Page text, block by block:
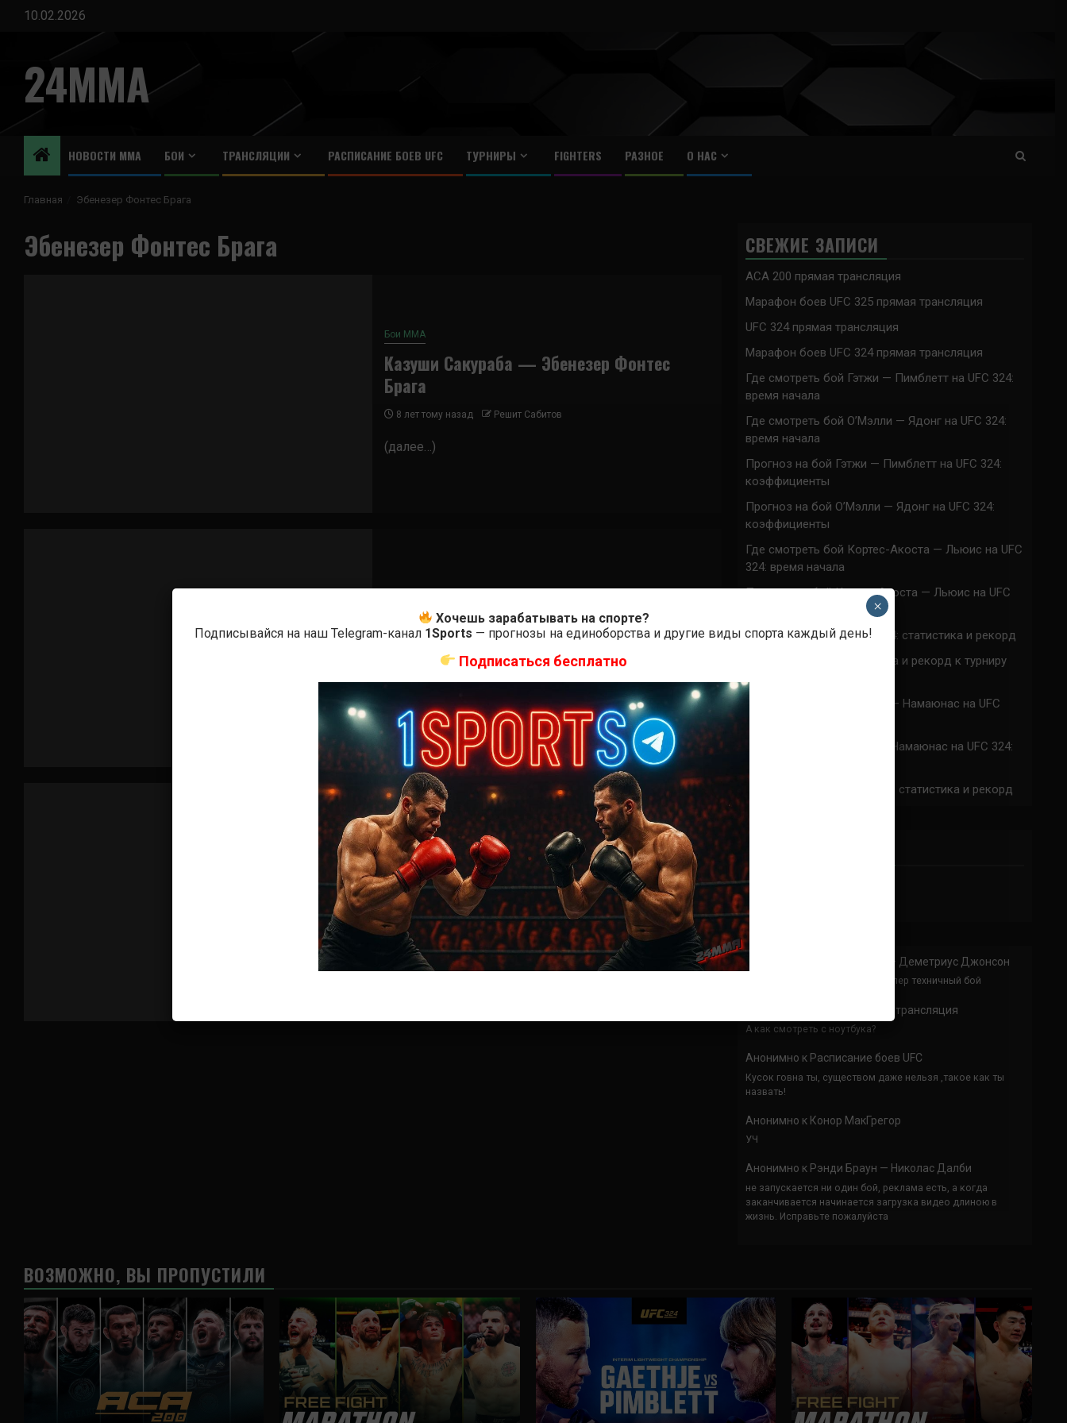
Перейти
содержимому
10.02.2026
24MMA
НОВОСТИ ММА БОИ ТРАНСЛЯЦИИ РАСПИСАНИЕ БОЕВ UFC ТУРНИРЫ FIGHTERS РАЗНОЕ О НАС
Главная Эбенезер Фонтес Брага
Эбенезер Фонтес Брага
Бои ММА
Казуши Сакураба — Эбенезер Фонтес
Брага
8 лет тому назад Решит Сабитов
(далее…)
Гари Гудридж — Эбенезер Фонтес Брага
8 лет тому назад Решит Сабитов
Бои ММА
Кевин Рендлман — Эбенезер Фонтес
Брага
8 лет тому назад Решит Сабитов
(далее…)
СВЕЖИЕ ЗАПИСИ
ACA 200 прямая трансляция
Марафон боев UFC 325 прямая трансляция
UFC 324 прямая трансляция
Марафон боев UFC 324 прямая трансляция
Где смотреть бой Гэтжи — Пимблетт на UFC 324:
время начала
Где смотреть бой О’Мэлли — Ядонг на UFC 324:
время начала
Прогноз на бой Гэтжи — Пимблетт на UFC 324:
коэффициенты
Прогноз на бой О’Мэлли — Ядонг на UFC 324:
коэффициенты
Где смотреть бой Кортес-Акоста — Льюис на UFC
324: время начала
Прогноз на бой Кортес-Акоста — Льюис на UFC
Наталья Сильва на UFC 324: статистика и рекорд
Роуз Намаюнас: статистика и рекорд к турниру
Где смотреть бой Сильва — Намаюнас на UFC
Прогноз на бой Сильва — Намаюнас на UFC 324:
Арнольд Аллен на UFC 324: статистика и рекорд
Анонимно Доминик Круз — Деметриус Джонсон
Спасибо что выложили этот супер техничный бой
UFC 324 прямая трансляция
А как смотреть с ноутбука?
Анонимно к Расписание боев UFC
Кусок говна ты, существом даже нельзя ,такое как ты
назвать!
Анонимно к Конор МакГрегор
УЧ
Анонимно к Рэнди Браун — Николас Далби
не запускается ни один бой, реклама есть, а когда
заканчивается начинается загрузка видео длиною в
жизнь. Исправьте пожалуйста
ВОЗМОЖНО, ВЫ ПРОПУСТИЛИ
Хочешь зарабатывать на спорте?
Подписывайся на наш Telegram-канал 1Sports — прогнозы на единоборства и другие виды спорта каждый день!
Подписаться бесплатно
×